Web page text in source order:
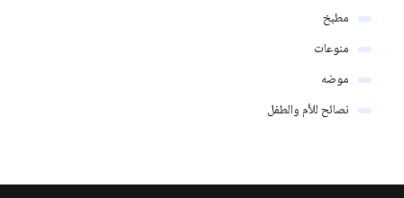
مطبخ
منوعات
موضه
نصائح للأم والطفل